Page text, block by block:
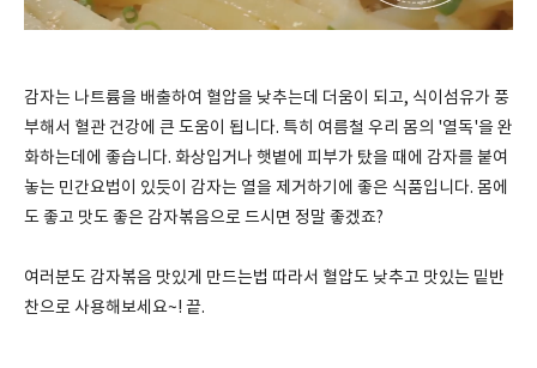
감자는 나트륨을 배출하여 혈압을 낮추는데 더움이 되고, 식이섬유가 풍
부해서 혈관 건강에 큰 도움이 됩니다. 특히 여름철 우리 몸의 '열독'을 완
화하는데에 좋습니다. 화상입거나 햇볕에 피부가 탔을 때에 감자를 붙여
놓는 민간요법이 있듯이 감자는 열을 제거하기에 좋은 식품입니다. 몸에
도 좋고 맛도 좋은 감자볶음으로 드시면 정말 좋겠죠?
여러분도 감자볶음 맛있게 만드는법 따라서 혈압도 낮추고 맛있는 밑반
찬으로 사용해보세요~! 끝.